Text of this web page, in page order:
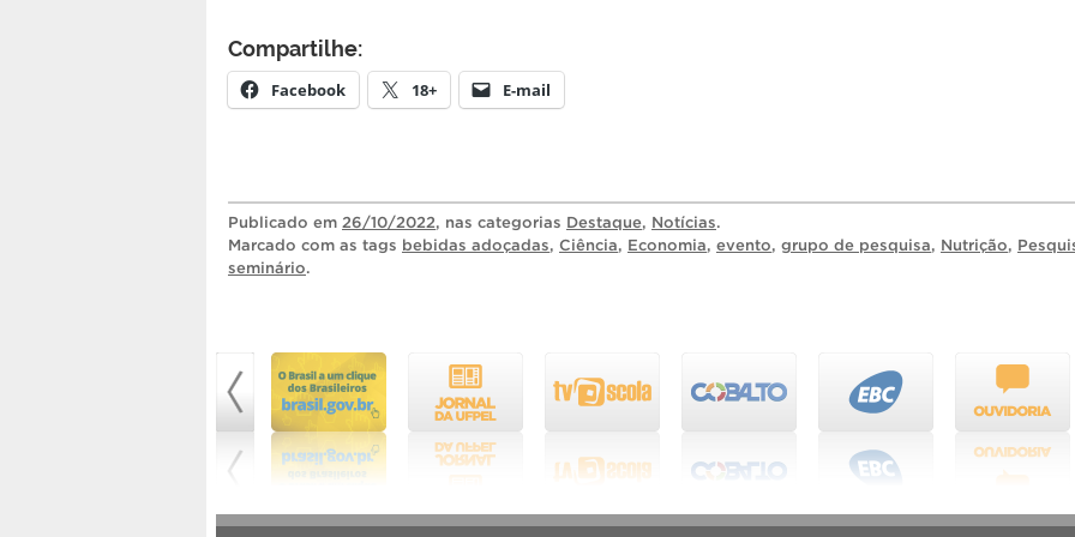
Compartilhe:
Facebook 18+ E-mail
Publicado em 26/10/2022, nas categorias Destaque, Notícias.
Marcado com as tags bebidas adoçadas, Ciência, Economia, evento, grupo de pesquisa, Nutrição,
seminário.